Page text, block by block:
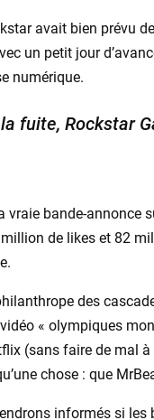
avait bien prévu
un petit jour
numérique.
fuite, Rockstar
vraie bande-annonce
million de likes et 82
des
« olympiques
(sans faire de mal à
chose : que
informés si les